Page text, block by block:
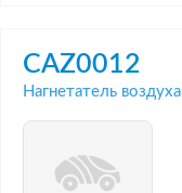
CAZ0012
Нагнетатель воздуха